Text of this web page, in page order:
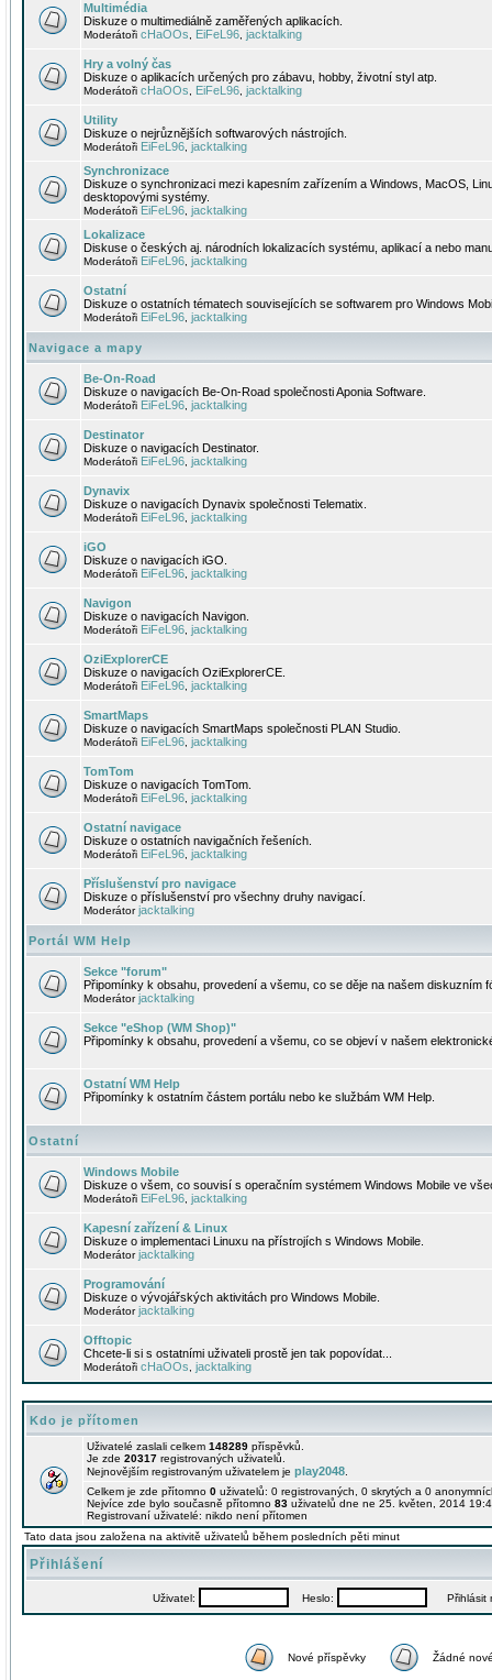
Multimédia
Diskuze o multimediálně zaměřených aplikacích.
Moderátoři cHaOOs EiFeL96 jacktalking
Hry a volný čas
Diskuze o aplikacích určených pro zábavu, hobby, životní styl atp.
Moderátoři cHaOOs EiFeL96 jacktalking
Utility
Diskuze o nejrůznějších softwarových nástrojích.
Moderátoři EiFeL96 jacktalking
Synchronizace
Diskuze o synchronizaci mezi kapesním zařízením a Windows, MacOS,
desktopovými systémy.
Moderátoři EiFeL96 jacktalking
Lokalizace
Diskuse o českých aj. národních lokalizacích systému, aplikací a nebo
Moderátoři EiFeL96 jacktalking
Ostatní
Diskuze o ostatních tématech souvisejících se softwarem pro Windows
Moderátoři EiFeL96 jacktalking
Navigace a mapy
Be-On-Road
Diskuze o navigacích Be-On-Road společnosti Aponia Software.
Moderátoři EiFeL96 jacktalking
Destinator
Diskuze o navigacích Destinator.
Moderátoři EiFeL96 jacktalking
Dynavix
Diskuze o navigacích Dynavix společnosti Telematix.
Moderátoři EiFeL96 jacktalking
iGO
Diskuze o navigacích iGO.
Moderátoři EiFeL96 jacktalking
Navigon
Diskuze o navigacích Navigon.
Moderátoři EiFeL96 jacktalking
OziExplorerCE
Diskuze o navigacích OziExplorerCE.
Moderátoři EiFeL96 jacktalking
SmartMaps
Diskuze o navigacích SmartMaps společnosti PLAN Studio.
Moderátoři EiFeL96 jacktalking
TomTom
Diskuze o navigacích TomTom.
Moderátoři EiFeL96 jacktalking
Ostatní navigace
Diskuze o ostatních navigačních řešeních.
Moderátoři EiFeL96 jacktalking
Příslušenství pro navigace
Diskuze o příslušenství pro všechny druhy navigací.
Moderátorjacktalking
Portál WM Help
Sekce "forum"
Připomínky k obsahu, provedení a všemu, co se děje na našem diskuzním
Moderátorjacktalking
Sekce "eShop (WM Shop)"
Připomínky k obsahu, provedení a všemu, co se objeví v našem
Ostatní WM Help
Připomínky k ostatním částem portálu nebo ke službám WM Help.
Ostatní
Windows Mobile
Diskuze o všem, co souvisí s operačním systémem Windows Mobile ve
Moderátoři EiFeL96 jacktalking
Kapesní zařízení & Linux
Diskuze o implementaci Linuxu na přístrojích s Windows Mobile.
Moderátorjacktalking
Programování
Diskuze o vývojářských aktivitách pro Windows Mobile.
Moderátorjacktalking
Offtopic
Chcete-li si s ostatními uživateli prostě jen tak popovídat...
Moderátoři cHaOOs jacktalking
Kdo je přítomen
Uživatelé zaslali celkem 148289 příspěvků.
Je zde 20317 registrovaných uživatelů.
Nejnovějším registrovaným uživatelem je play2048
Celkem je zde přítomno 0 uživatelů: 0 registrovaných, 0 skrytých a 0
Nejvíce zde bylo současně přítomno 83 uživatelů dne ne 25. květen, 2014
Registrovaní uživatelé: nikdo není přítomen
Tato data jsou založena na aktivitě uživatelů během posledních pěti minut
Přihlášení
Uživatel: Heslo: Přihlásit
Nové příspěvky Žádné